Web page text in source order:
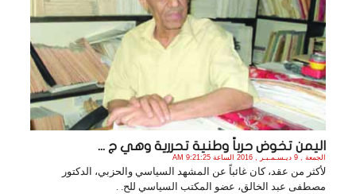
اليمن تخوض حرباً وطنية تحررية وهي ج ...
الجمعة , 9 ديـسـمـبـر , 2016 الساعة 9:21:25 AM
لأكثر من عقد، كان غائباً عن المشهد السياسي والحزبي، الدكتور
مصطفى عبد الخالق، عضو المكتب السياسي للح. .